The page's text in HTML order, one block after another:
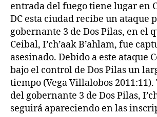
entrada del fuego tiene lugar en
DC esta ciudad recibe un ataque
gobernante 3 de Dos Pilas, en el
Ceibal, I’ch’aak B’ahlam, fue
asesinado. Debido a este ataque
bajo el control de Dos Pilas un
tiempo (Vega Villalobos
del gobernante 3 de Dos Pilas,
seguirá apareciendo en las